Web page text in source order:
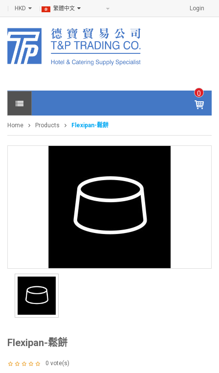
Login
HKD 繁體中文
0
IT
E
S -
$0
Home Products Flexipan-鬆餅
Flexipan-鬆餅
0 vote(s)